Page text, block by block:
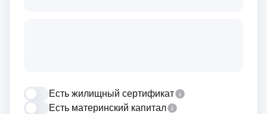
Есть жилищный сертификат
Есть материнский капитал